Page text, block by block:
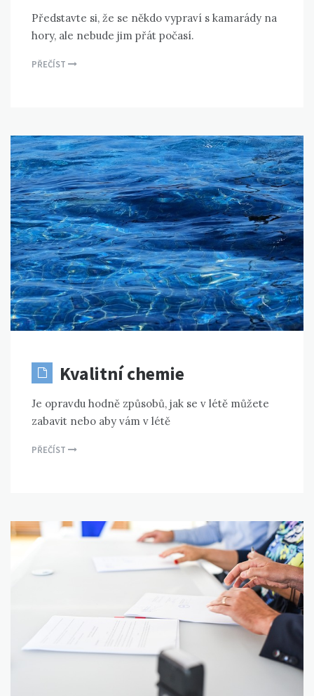
Představte si, že se někdo vypraví s kamarády na
hory, ale nebude jim přát počasí.
PŘEČÍST
Kvalitní chemie
Je opravdu hodně způsobů, jak se v létě můžete
zabavit nebo aby vám v létě
PŘEČÍST